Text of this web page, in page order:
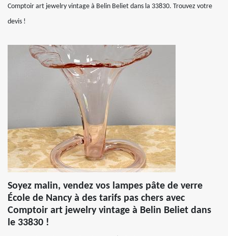
Comptoir art jewelry vintage à Belin Beliet dans la 33830. Trouvez votre
devis !
Soyez malin, vendez vos lampes pâte de verre
École de Nancy à des tarifs pas chers avec
Comptoir art jewelry vintage à Belin Beliet dans
le 33830 !